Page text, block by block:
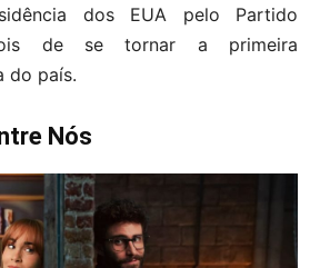
dos EUA pelo Partido
de se tornar a primeira
do país.
Nós